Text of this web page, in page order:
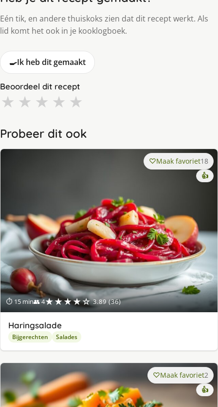
Eén tik, en andere thuiskoks zien dat dit recept werkt. Als
lid komt het ook in je kooklogboek.
🍳Ik heb dit gemaakt
Beoordeel dit recept
★ ★ ★ ★ ★
Probeer dit ook
⏱ 15 min👥 4★★★★☆ 3.89 (36)
Maak favoriet18
👍
Haringsalade
Bijgerechten Salades
Maak favoriet2
👍